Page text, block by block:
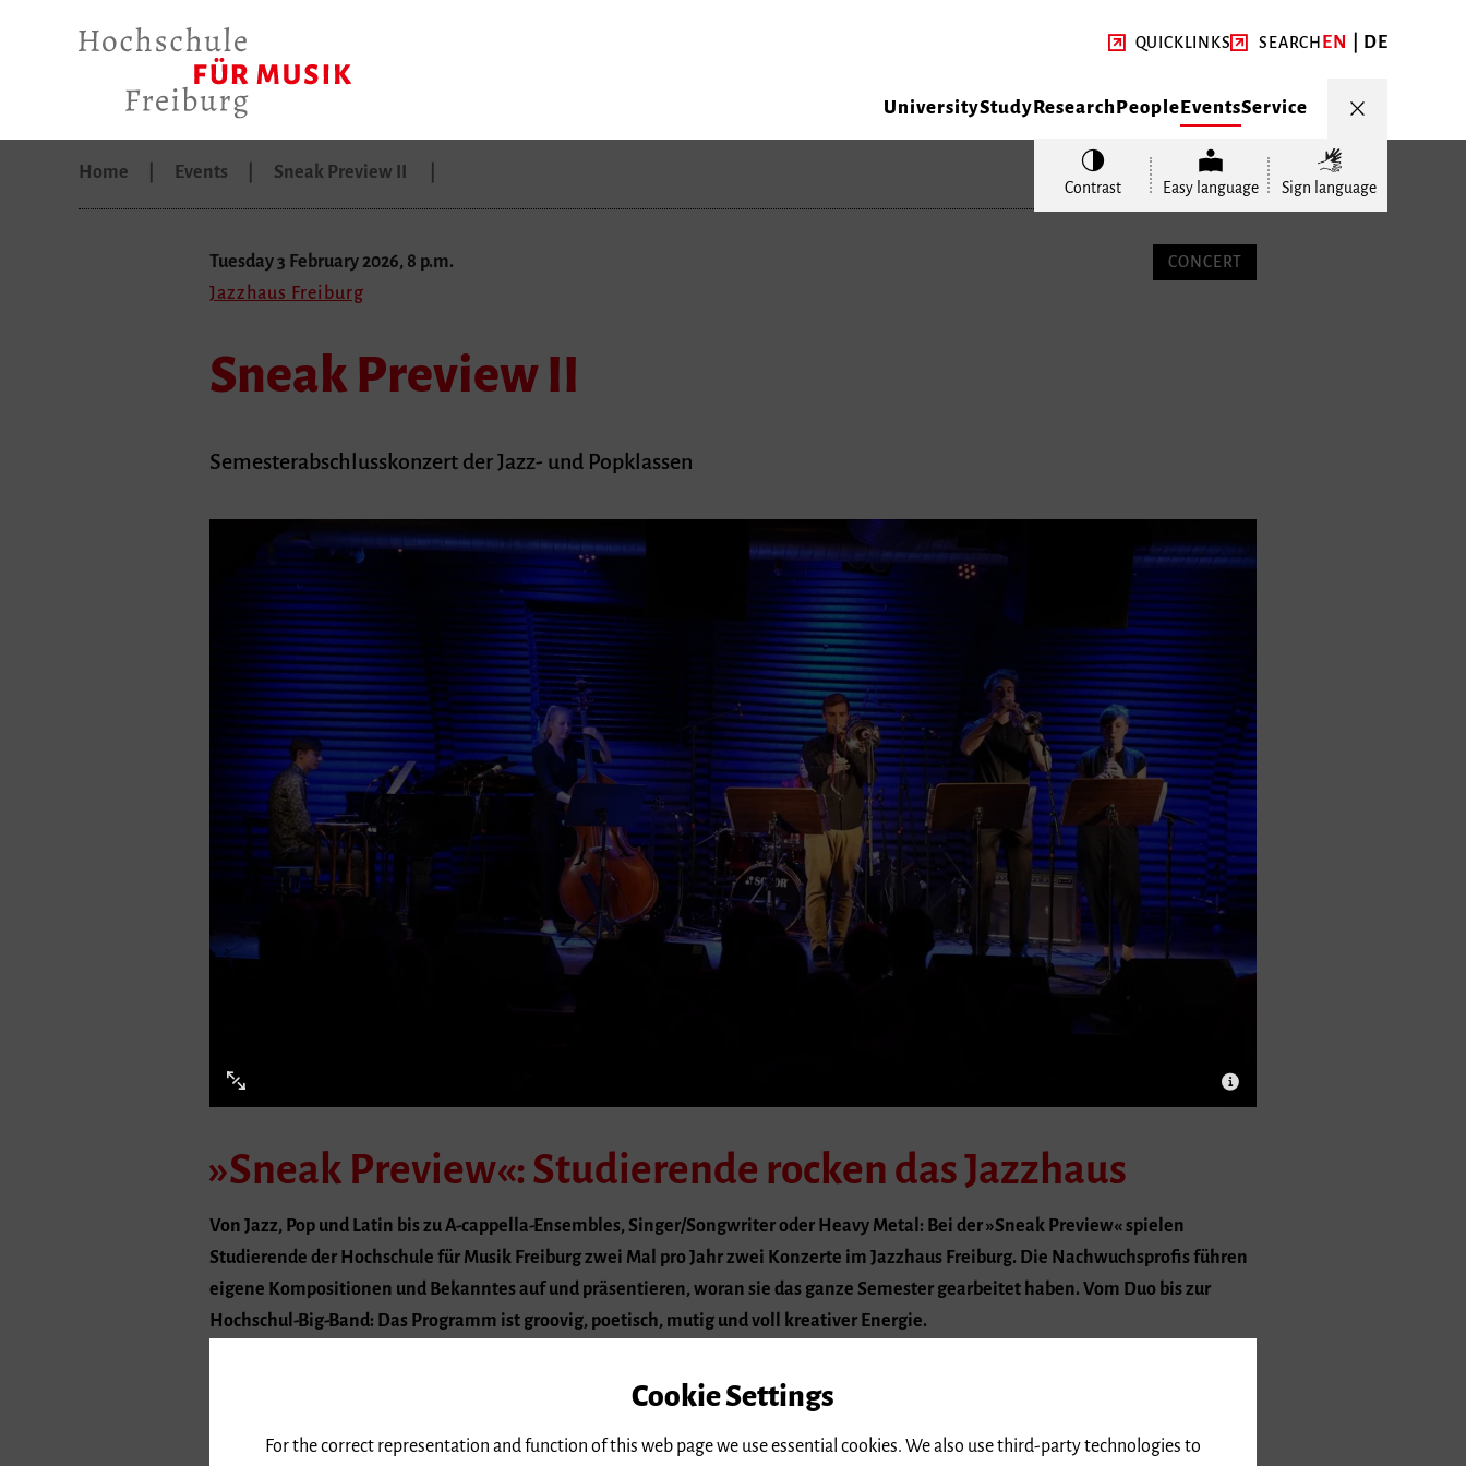
QUICKLINKS SEARCHEN DE
UniversityStudyResearchPeopleEventsService
Contrast Easy language Sign language
Home Events Sneak Preview II
Tuesday 3 February 2026, 8 p.m.
Jazzhaus Freiburg
CONCERT
Sneak Preview II
Semesterabschlusskonzert der Jazz- und Popklassen
»Sneak Preview«: Studierende rocken das Jazzhaus
Von Jazz, Pop und Latin bis zu A-cappella-Ensembles, Singer/Songwriter oder Heavy Metal: Bei der »Sneak Preview« spielen
Studierende der Hochschule für Musik Freiburg zwei Mal pro Jahr zwei Konzerte im Jazzhaus Freiburg. Die Nachwuchsprofis führen
eigene Kompositionen und Bekanntes auf und präsentieren, woran sie das ganze Semester gearbeitet haben. Vom Duo bis zur
Hochschul-Big-Band: Das Programm ist groovig, poetisch, mutig und voll kreativer Energie.
statt. Dabei bieten Studierende selbst komponierte Stücke und Klassiker der kompletten Bandbreite der Jazz- und Pop-Klassen an: Es treten
Großensembles der Hochschule wie die Big Band oder das Latin-Ensemble auf, aber auch Jazzcombos, A-capella-Gruppen, Rockbands und
Cookie Settings
For the correct representation and function of this web page we use essential cookies. We also use third-party technologies to